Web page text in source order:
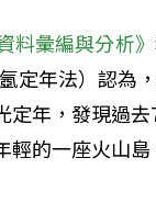
料彙編與分析》
定年法）認為
年，發現過
的一座火山島